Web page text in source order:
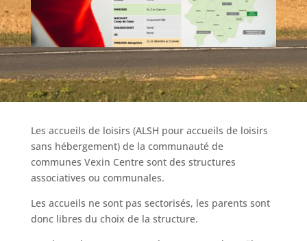
Les accueils de loisirs (ALSH pour accueils de loisirs
sans hébergement) de la communauté de
communes Vexin Centre sont des structures
associatives ou communales.
Les accueils ne sont pas sectorisés, les parents sont
donc libres du choix de la structure.